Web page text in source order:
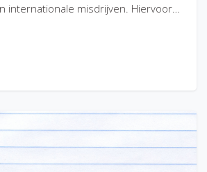
internationale misdrijven. Hiervoor…